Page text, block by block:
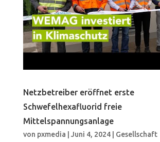
Netzbetreiber eröffnet erste
Schwefelhexafluorid freie
Mittelspannungsanlage
von pxmedia Juni 4, 2024| Gesellschaft